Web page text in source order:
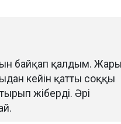
байқап қалдым.
кейін қатты соққы
жіберді. Әрі